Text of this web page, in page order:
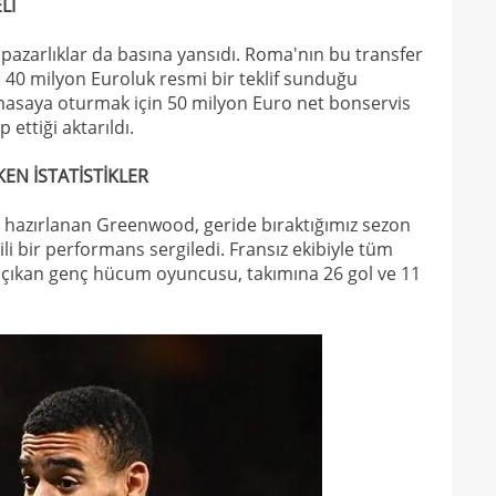
da basına yansıdı. Roma'nın bu transfer
milyon Euroluk resmi bir teklif sunduğu
oturmak için 50 milyon Euro net bonservis
ettiği aktarıldı.
İSTATİSTİKLER
Greenwood, geride bıraktığımız sezon
bir performans sergiledi. Fransız ekibiyle tüm
genç hücum oyuncusu, takımına 26 gol ve 11